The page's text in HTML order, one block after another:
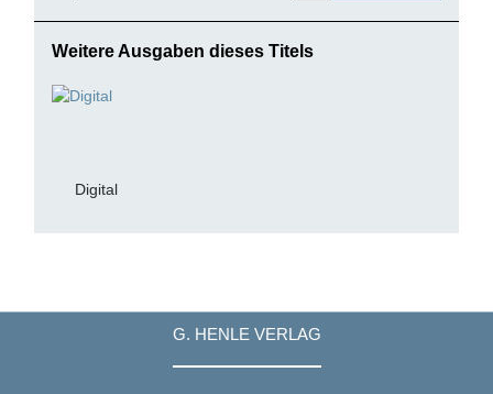
Weitere Ausgaben dieses Titels
Digital
G. HENLE VERLAG